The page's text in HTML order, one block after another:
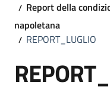
Report della
napoletana
REPORT_LUGLIO